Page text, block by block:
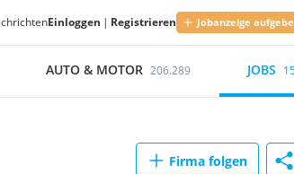
Einloggen | Registrieren Jobanzeige
AUTO & MOTOR 206.289 JOBS
Firma folgen